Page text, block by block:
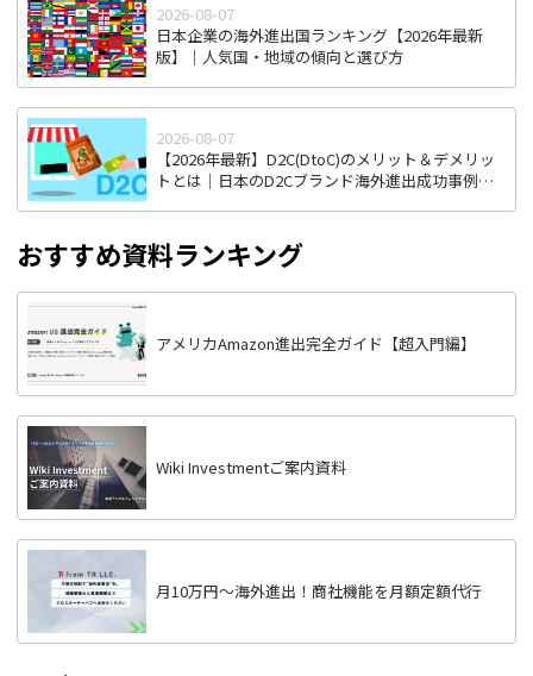
2026-08-07
日本企業の海外進出国ランキング【2026年最新
版】｜人気国・地域の傾向と選び方
2026-08-07
【2026年最新】D2C(DtoC)のメリット＆デメリッ
トとは｜日本のD2Cブランド海外進出成功事例と
おすすめ資料ランキング
アメリカAmazon進出完全ガイド【超入門編】
Wiki Investmentご案内資料
月10万円〜海外進出！商社機能を月額定額代行